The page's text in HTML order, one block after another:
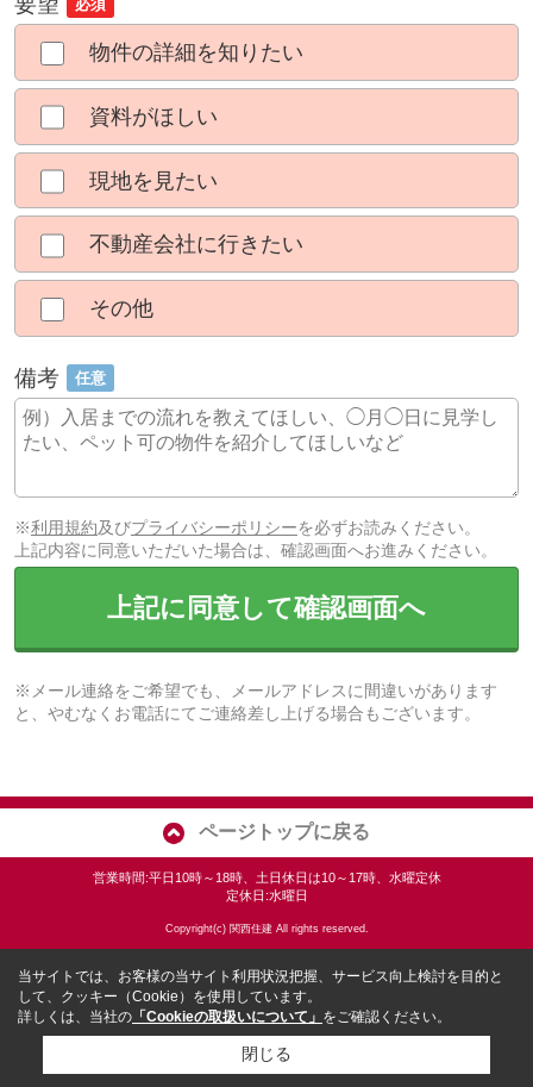
必須
物件の詳細を知りたい
資料がほしい
現地を見たい
不動産会社に行きたい
その他
備考 任意
※利用規約及びプライバシーポリシーを必ずお読みください。
上記内容に同意いただいた場合は、確認画面へお進みください。
上記に同意して確認画面へ
※メール連絡をご希望でも、メールアドレスに間違いがあります
と、やむなくお電話にてご連絡差し上げる場合もございます。
ページトップに戻る
営業時間:平日10時～18時、土日休日は10～17時、水曜定休
定休日:水曜日
Copyright(c) 関西住建 All rights reserved.
当サイトでは、お客様の当サイト利用状況把握、サービス向上検討を目的と
して、クッキー（Cookie）を使用しています。
詳しくは、当社の 「Cookieの取扱いについて」 をご確認ください。
閉じる